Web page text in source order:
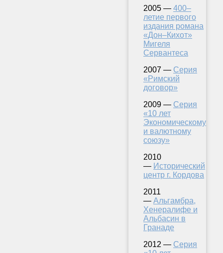
2005 — 400–
летие первого
издания романа
«Дон–Кихот»
Мигеля
Сервантеса
2007 — Серия
«Римский
договор»
2009 — Серия
«10 лет
Экономическому
и валютному
союзу»
2010
— Исторический
центр г. Кордова
2011
— Альгамбра,
Хенералифе и
Альбасин в
Гранаде
2012 — Серия